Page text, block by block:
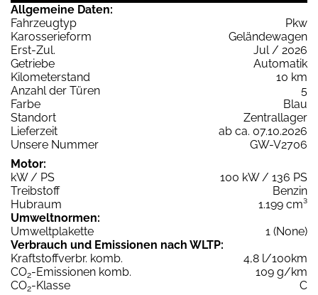
Allgemeine Daten:
Fahrzeugtyp
Pkw
Karosserieform
Geländewagen
Erst-Zul.
Jul / 2026
Getriebe
Automatik
Kilometerstand
10 km
Anzahl der Türen
5
Farbe
Blau
Standort
Zentrallager
Lieferzeit
ab ca. 07.10.2026
Unsere Nummer
GW-V2706
Motor:
kW / PS
100 kW / 136 PS
Treibstoff
Benzin
Hubraum
1.199 cm³
Umweltnormen:
Umweltplakette
1 (None)
Verbrauch und Emissionen nach WLTP:
Kraftstoffverbr. komb.
4,8 l/100km
CO2-Emissionen komb.
109 g/km
CO2-Klasse
C